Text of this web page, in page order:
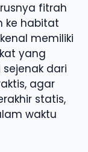
fitrah
ke habitat
memiliki
yang
dari
agar
statis,
waktu